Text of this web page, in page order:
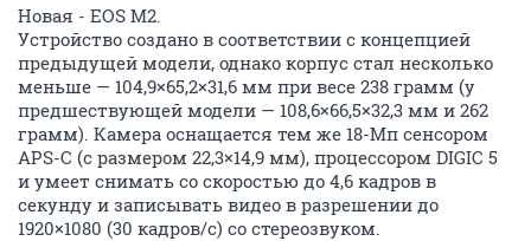
Новая - EOS M2.
Устройство создано в соответствии с концепцией
предыдущей модели, однако корпус стал несколько
меньше — 104,9×65,2×31,6 мм при весе 238 грамм (у
предшествующей модели — 108,6×66,5×32,3 мм и 262
грамм). Камера оснащается тем же 18-Мп сенсором
APS-C (с размером 22,3×14,9 мм), процессором DIGIC 5
и умеет снимать со скоростью до 4,6 кадров в
секунду и записывать видео в разрешении до
1920×1080 (30 кадров/с) со стереозвуком.